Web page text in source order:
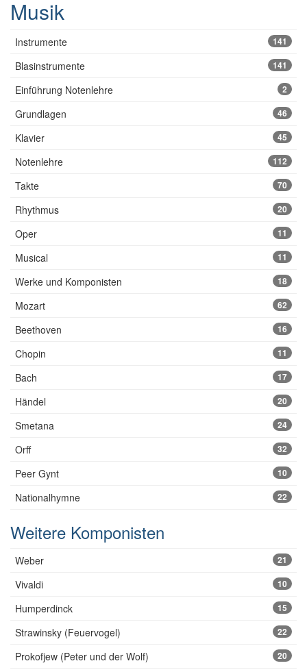
Musik
Instrumente 141
Blasinstrumente 141
Einführung Notenlehre 2
Grundlagen 46
Klavier 45
Notenlehre 112
Takte 70
Rhythmus 20
Oper 11
Musical 11
Werke und Komponisten 18
Mozart 62
Beethoven 16
Chopin 11
Bach 17
Händel 20
Smetana 24
Orff 32
Peer Gynt 10
Nationalhymne 22
Weitere Komponisten
Weber 21
Vivaldi 10
Humperdinck 15
Strawinsky (Feuervogel) 22
Prokofjew (Peter und der Wolf) 20